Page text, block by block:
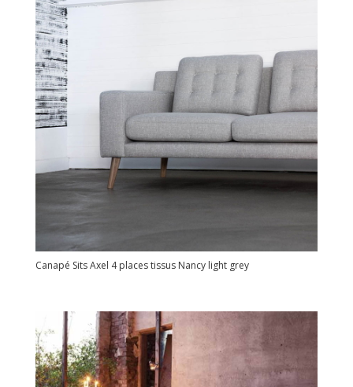
Canapé Sits Axel 4 places tissus Nancy light grey